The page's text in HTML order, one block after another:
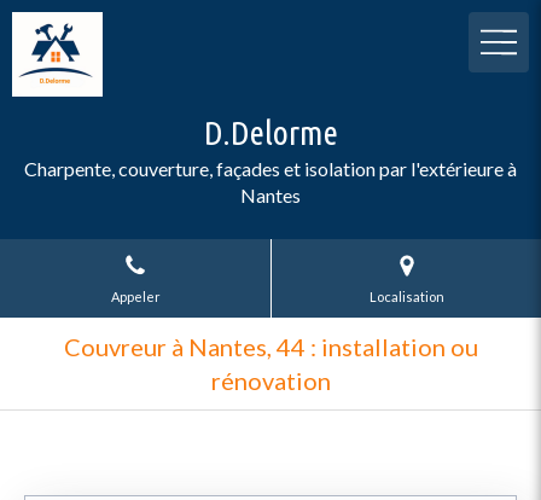
D.Delorme
Charpente, couverture, façades et isolation par l'extérieure à
Nantes
Appeler Localisation
Couvreur à Nantes, 44 : installation ou
rénovation